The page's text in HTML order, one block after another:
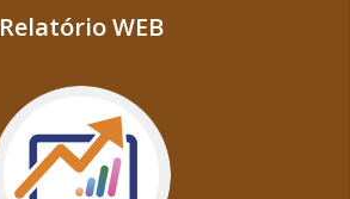
Relatório WEB